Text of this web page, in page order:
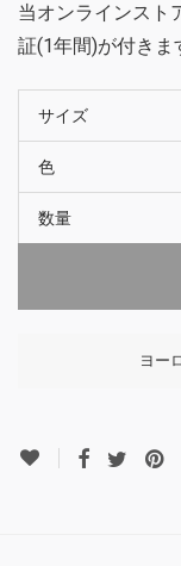
当オンラインスト
証(1年間)が付きま
サイズ
色
数量
ヨー